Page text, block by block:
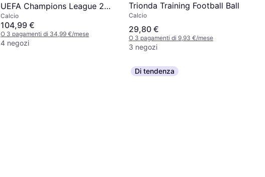
UEFA Champions League 25-
26
Calcio
104,99 €
O 3 pagamenti di 34,99 €/mese
4 negozi
Trionda Training Football Ball
Calcio
29,80 €
O 3 pagamenti di 9,93 €/mese
3 negozi
Di tendenza